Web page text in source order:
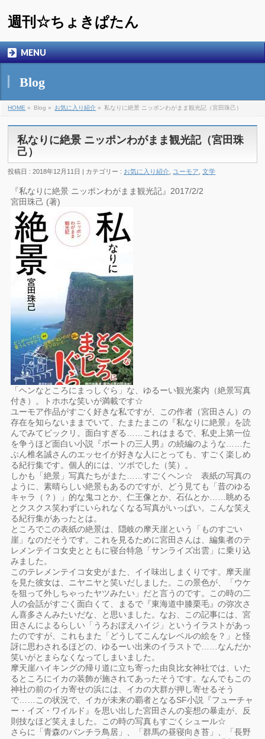
週刊☆ちょきぱたん
MENU
Blog
HOME » Blog » お気に入り紹介 » 私なりに絶景 ニッポンわがまま観光記（宮田珠己）
私なりに絶景 ニッポンわがまま観光記（宮田珠
己）
投稿日 : 2018年12月11日 | カテゴリー : お気に入り紹介 ユーモア ,文学
『私なりに絶景 ニッポンわがまま観光記』2017/2/2
宮田珠己 (著)
「ヘンなところにまっしぐら」な、ゆるーい観光案内（絶景写真
付き）。トホホな笑いが満載です☆
ユーモア作品がすごく好きな私ですが、この作者（宮田さん）の
存在を知らないままでいて、たまたまこの『私なりに絶景』を読
んでみてビックリ。面白すぎる……これはまるで、私史上第一位
を争うほど面白い小説『ボートの三人男』の続編のような……た
ぶん椎名誠さんのエッセイが好きな人にとっても、すごく楽しめ
る紀行集です。個人的には、ツボでした（笑）。
しかも「絶景」写真たちがまた……すごくヘン☆ 表紙の写真の
ように、素晴らしい絶景もあるのですが、どう見ても「昔のゆる
キャラ（？）」的な鬼コとか、仁王像とか、石仏とか……眺める
とクスクス笑わずにいられなくなる写真がいっぱい。こんな笑え
る紀行集があったとは。
ところでこの表紙の絶景は、隠岐の摩天崖という「ものすごい
崖」なのだそうです。これを見るために宮田さんは、編集者のテ
レメンテイコ女史とともに寝台特急「サンライズ出雲」に乗り込
みました。
このテレメンテイコ女史がまた、イイ味出しまくりです。摩天崖
を見た彼女は、ニヤニヤと笑いだしました。この景色が、「ウケ
を狙って外しちゃったヤツみたい」だと言うのです。この時の二
人の会話がすごく面白くて、まるで『東海道中膝栗毛』の弥次さ
ん喜多さんみたいだな、と思いました。なお、この記事には、宮
田さんによるらしい「うろおぼえハイジ」というイラストがあっ
たのですが、これもまた「どうしてこんなレベルの絵を？」と怪
訝に思わされるほどの、ゆるーい出来のイラストで……なんだか
笑いがとまらなくなってしまいました。
摩天崖ハイキングの帰り道に立ち寄った由良比女神社では、いた
るところにイカの装飾が施されてあったそうです。なんでもこの
神社の前のイカ寄せの浜には、イカの大群が押し寄せるそう
で……この状況で、イカが未来の覇者となるSF小説『フューチャ
ー・イズ・ワイルド』を思い出した宮田さんの妄想の暴走が、反
則技なほど笑えました。この時の写真もすごくシュール☆
さらに「青森のパンチラ鳥居」、「群馬の昼寝向き苔」、「長野